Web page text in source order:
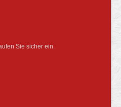
Sie sicher ein.